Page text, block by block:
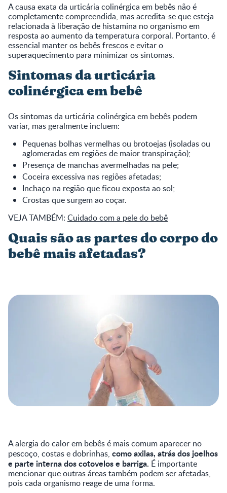
A causa exata da urticária colinérgica em bebês não é
completamente compreendida, mas acredita-se que esteja
relacionada à liberação de histamina no organismo em
resposta ao aumento da temperatura corporal. Portanto, é
essencial manter os bebês frescos e evitar o
superaquecimento para minimizar os sintomas.
Sintomas da urticária
colinérgica em bebê
Os sintomas da urticária colinérgica em bebês podem
variar, mas geralmente incluem:
Pequenas bolhas vermelhas ou brotoejas (isoladas ou
aglomeradas em regiões de maior transpiração);
Presença de manchas avermelhadas na pele;
Coceira excessiva nas regiões afetadas;
Inchaço na região que ficou exposta ao sol;
Crostas que surgem ao coçar.
VEJA TAMBÉM: Cuidado com a pele do bebê
Quais são as partes do corpo do
bebê mais afetadas?
A alergia do calor em bebês é mais comum aparecer no
pescoço, costas e dobrinhas, como axilas, atrás dos joelhos
e parte interna dos cotovelos e barriga. É importante
mencionar que outras áreas também podem ser afetadas,
pois cada organismo reage de uma forma.